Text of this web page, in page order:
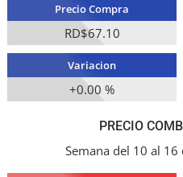
Precio Compra
RD$67.10
Variacion
+0.00 %
PRECIO
Semana del 10 al 16